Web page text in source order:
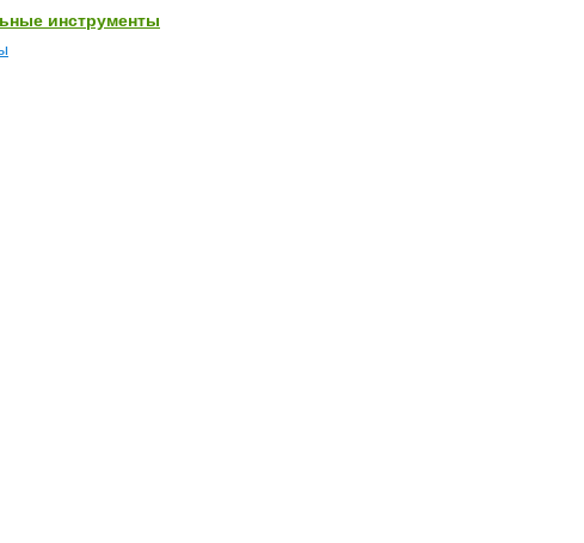
инструменты